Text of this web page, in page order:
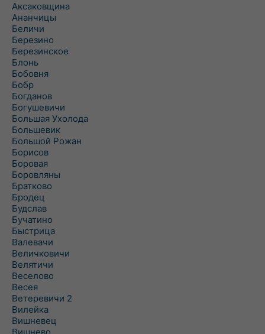
Аксаковщина
Ананчицы
Беличи
Березино
Березинское
Блонь
Бобовня
Бобр
Богданов
Богушевичи
Большая Ухолода
Большевик
Большой Рожан
Борисов
Боровая
Боровляны
Братково
Бродец
Будслав
Бучатино
Быстрица
Валевачи
Величковичи
Велятичи
Веселово
Весея
Ветеревичи 2
Вилейка
Вишневец